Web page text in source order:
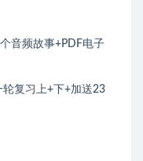
音频故事+PDF电子
复习上+下+加送23